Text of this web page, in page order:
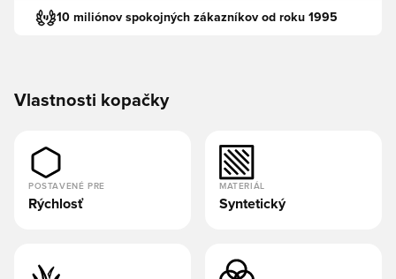
10 miliónov spokojných zákazníkov od roku 1995
Vlastnosti kopačky
POSTAVENÉ PRE
Rýchlosť
MATERIÁL
Syntetický